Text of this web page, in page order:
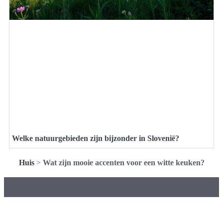
Welke natuurgebieden zijn bijzonder in Slovenië?
Huis> Wat zijn mooie accenten voor een witte keuken?